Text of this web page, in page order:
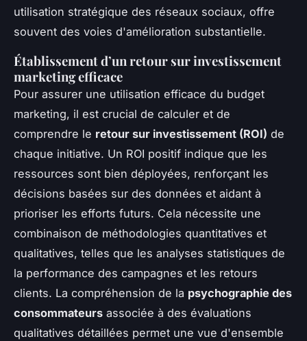
utilisation stratégique des réseaux sociaux, offre
souvent des voies d'amélioration substantielle.
Établissement d’un retour sur investissement
marketing efficace
Pour assurer une utilisation efficace du budget
marketing, il est crucial de calculer et de
comprendre le retour sur investissement (ROI) de
chaque initiative. Un ROI positif indique que les
ressources sont bien déployées, renforçant les
décisions basées sur des données et aidant à
prioriser les efforts futurs. Cela nécessite une
combinaison de méthodologies quantitatives et
qualitatives, telles que les analyses statistiques de
la performance des campagnes et les retours
clients. La compréhension de la psychographie des
consommateurs associée à des évaluations
qualitatives détaillées permet une vue d'ensemble